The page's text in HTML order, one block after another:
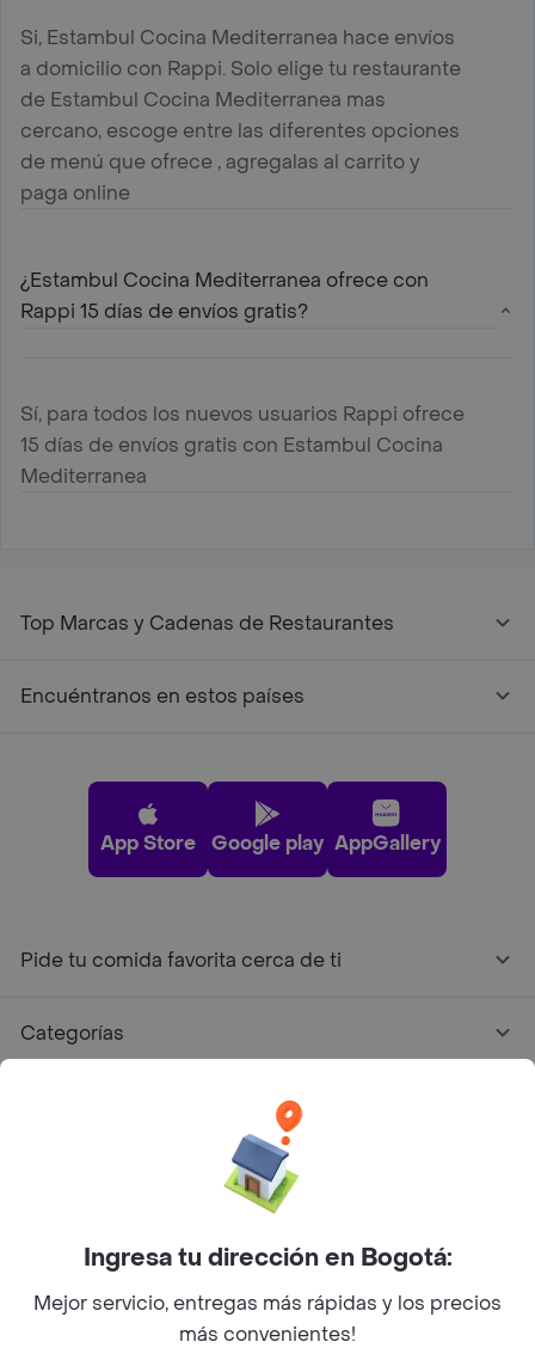
Si, Estambul Cocina Mediterranea hace envíos
a domicilio con Rappi. Solo elige tu restaurante
de Estambul Cocina Mediterranea mas
cercano, escoge entre las diferentes opciones
de menú que ofrece , agregalas al carrito y
paga online
¿Estambul Cocina Mediterranea ofrece con
Rappi 15 días de envíos gratis?
Sí, para todos los nuevos usuarios Rappi ofrece
15 días de envíos gratis con Estambul Cocina
Mediterranea
Top Marcas y Cadenas de Restaurantes
Encuéntranos en estos países
App Store Google play AppGallery
Pide tu comida favorita cerca de ti
Categorías
Facebook
Twitter
Instagram
©2026Rappi Inc. All rights reserved.
Ingresa tu dirección en Bogotá:
Mejor servicio, entregas más rápidas y los precios
más convenientes!